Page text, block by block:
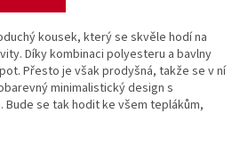
kousek, který se skvěle hodí na
Díky kombinaci polyesteru a bavlny
Přesto je však prodyšná, takže se v ní
minimalistický design s
Bude se tak hodit ke všem teplákům,